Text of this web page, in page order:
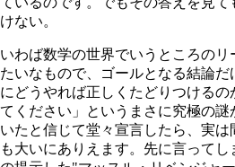
けない。
いわば数学の世界でいうところの
たいなもので、ゴールとなる結論だ
にどうやれば正しくたどりつけるの
てください」というまさに究極の
いたと信じて堂々宣言したら、実
も大いにありえます。先に言って